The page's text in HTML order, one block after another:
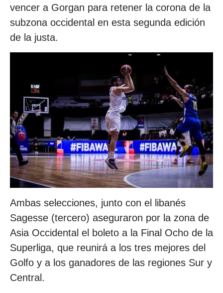
vencer a Gorgan para retener la corona de la
subzona occidental en esta segunda edición
de la justa.
Ambas selecciones, junto con el libanés
Sagesse (tercero) aseguraron por la zona de
Asia Occidental el boleto a la Final Ocho de la
Superliga, que reunirá a los tres mejores del
Golfo y a los ganadores de las regiones Sur y
Central.